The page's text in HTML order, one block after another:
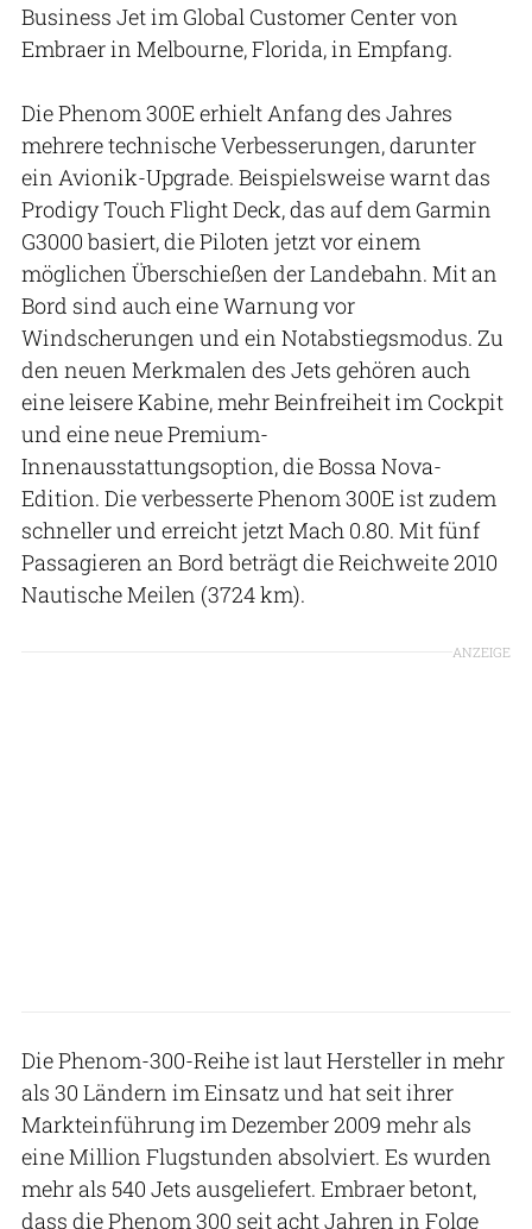
Business Jet im Global Customer Center von
Embraer in Melbourne, Florida, in Empfang.
Die Phenom 300E erhielt Anfang des Jahres
mehrere technische Verbesserungen, darunter
ein Avionik-Upgrade. Beispielsweise warnt das
Prodigy Touch Flight Deck, das auf dem Garmin
G3000 basiert, die Piloten jetzt vor einem
möglichen Überschießen der Landebahn. Mit an
Bord sind auch eine Warnung vor
Windscherungen und ein Notabstiegsmodus. Zu
den neuen Merkmalen des Jets gehören auch
eine leisere Kabine, mehr Beinfreiheit im Cockpit
und eine neue Premium-
Innenausstattungsoption, die Bossa Nova-
Edition. Die verbesserte Phenom 300E ist zudem
schneller und erreicht jetzt Mach 0.80. Mit fünf
Passagieren an Bord beträgt die Reichweite 2010
Nautische Meilen (3724 km).
ANZEIGE
Die Phenom-300-Reihe ist laut Hersteller in mehr
als 30 Ländern im Einsatz und hat seit ihrer
Markteinführung im Dezember 2009 mehr als
eine Million Flugstunden absolviert. Es wurden
mehr als 540 Jets ausgeliefert. Embraer betont,
dass die Phenom 300 seit acht Jahren in Folge